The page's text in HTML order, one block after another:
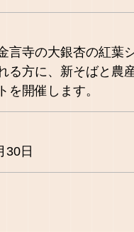
言寺の大銀杏の紅葉
る方に、新そばと農
を開催します。
30日